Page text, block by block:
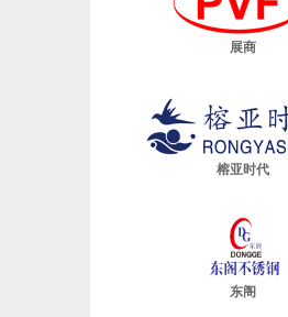
展商
榕亚时代
东阁